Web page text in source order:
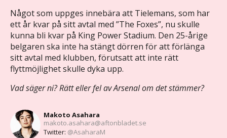
Något som uppges innebära att Tielemans, som har
ett år kvar på sitt avtal med ”The Foxes”, nu skulle
kunna bli kvar på King Power Stadium. Den 25-årige
belgaren ska inte ha stängt dörren för att förlänga
sitt avtal med klubben, förutsatt att inte rätt
flyttmöjlighet skulle dyka upp.
Vad säger ni? Rätt eller fel av Arsenal om det stämmer?
Makoto Asahara
makoto.asahara@aftonbladet.se
Twitter: @AsaharaM